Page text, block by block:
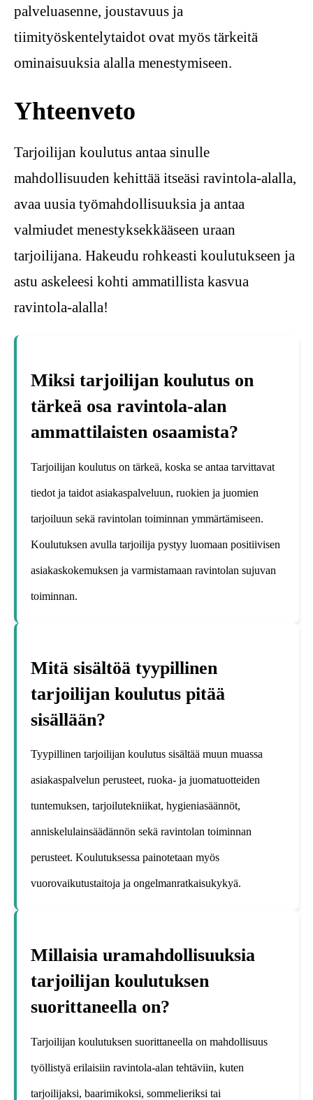
palveluasenne, joustavuus ja
tiimityöskentelytaidot ovat myös tärkeitä
ominaisuuksia alalla menestymiseen.
Yhteenveto
Tarjoilijan koulutus antaa sinulle
mahdollisuuden kehittää itseäsi ravintola-alalla,
avaa uusia työmahdollisuuksia ja antaa
valmiudet menestyksekkääseen uraan
tarjoilijana. Hakeudu rohkeasti koulutukseen ja
astu askeleesi kohti ammatillista kasvua
ravintola-alalla!
Miksi tarjoilijan koulutus on
tärkeä osa ravintola-alan
ammattilaisten osaamista?
Tarjoilijan koulutus on tärkeä, koska se antaa tarvittavat
tiedot ja taidot asiakaspalveluun, ruokien ja juomien
tarjoiluun sekä ravintolan toiminnan ymmärtämiseen.
Koulutuksen avulla tarjoilija pystyy luomaan positiivisen
asiakaskokemuksen ja varmistamaan ravintolan sujuvan
toiminnan.
Mitä sisältöä tyypillinen
tarjoilijan koulutus pitää
sisällään?
Tyypillinen tarjoilijan koulutus sisältää muun muassa
asiakaspalvelun perusteet, ruoka- ja juomatuotteiden
tuntemuksen, tarjoilutekniikat, hygieniasäännöt,
anniskelulainsäädännön sekä ravintolan toiminnan
perusteet. Koulutuksessa painotetaan myös
vuorovaikutustaitoja ja ongelmanratkaisukykyä.
Millaisia uramahdollisuuksia
tarjoilijan koulutuksen
suorittaneella on?
Tarjoilijan koulutuksen suorittaneella on mahdollisuus
työllistyä erilaisiin ravintola-alan tehtäviin, kuten
tarjoilijaksi, baarimikoksi, sommelieriksi tai